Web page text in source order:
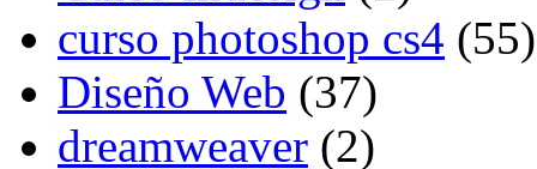
curso photoshop cs4 (55)
Diseño Web (37)
dreamweaver (2)